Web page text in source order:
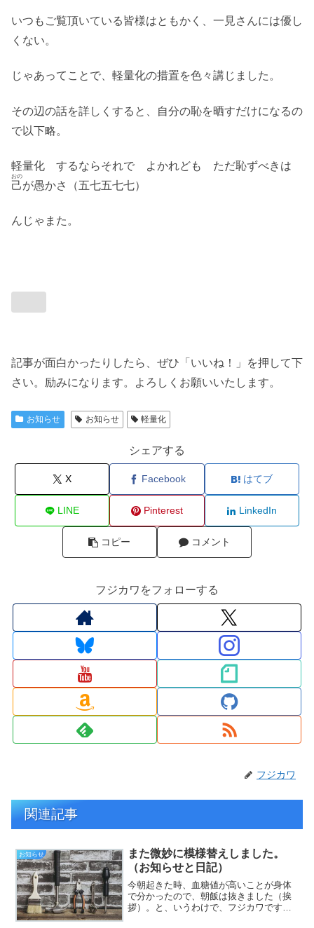
いつもご覧頂いている皆様はともかく、一見さんには優し
くない。
じゃあってことで、軽量化の措置を色々講じました。
その辺の話を詳しくすると、自分の恥を晒すだけになるの
で以下略。
軽量化 するならそれで よかれども ただ恥ずべきは
己
おの
が愚かさ（五七五七七）
んじゃまた。
記事が面白かったりしたら、ぜひ「いいね！」を押して下
さい。励みになります。よろしくお願いいたします。
お知らせ お知らせ 軽量化
シェアする
X Facebook はてブ
LINE Pinterest LinkedIn
コピー コメント
フジカワをフォローする
フジカワ
関連記事
お知らせ
また微妙に模様替えしました。
（お知らせと日記）
今朝起きた時、血糖値が高いことが身体
で分かったので、朝飯は抜きました（挨
拶）。と、いうわけで、フジカワです。